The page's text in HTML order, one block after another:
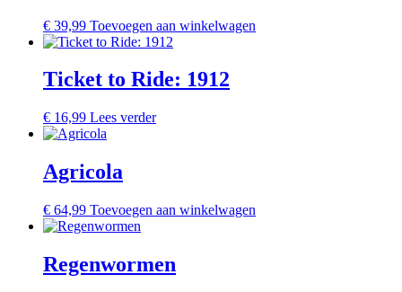
€ 39,99 Toevoegen aan winkelwagen
Ticket to Ride: 1912
€ 16,99 Lees verder
Agricola
€ 64,99 Toevoegen aan winkelwagen
Regenwormen